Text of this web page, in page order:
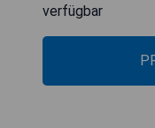
verfügbar